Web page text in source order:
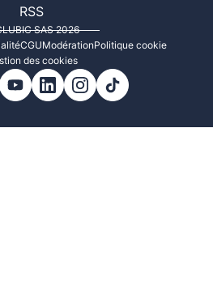
RSS
SAS 2026
CGUModérationPolitique cookie
des cookies